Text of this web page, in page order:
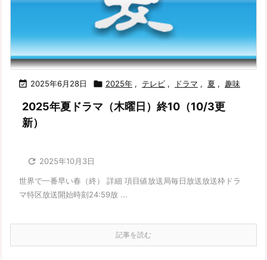
 2025年6月28日  2025年 , テレビ , ドラマ , 夏 , 趣味
2025年夏ドラマ（木曜日）終10（10/3更
新）
 2025年10月3日
世界で一番早い春（終） 詳細 項目値放送局毎日放送放送枠ドラ
マ特区放送開始時刻24:59放 ...
記事を読む